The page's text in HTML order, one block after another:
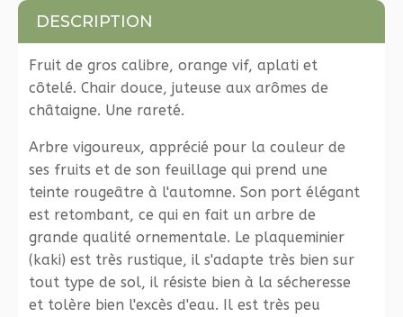
DESCRIPTION
Fruit de gros calibre, orange vif, aplati et
côtelé. Chair douce, juteuse aux arômes de
châtaigne. Une rareté.
Arbre vigoureux, apprécié pour la couleur de
ses fruits et de son feuillage qui prend une
teinte rougeâtre à l'automne. Son port élégant
est retombant, ce qui en fait un arbre de
grande qualité ornementale. Le plaqueminier
(kaki) est très rustique, il s'adapte très bien sur
tout type de sol, il résiste bien à la sécheresse
et tolère bien l'excès d'eau. Il est très peu